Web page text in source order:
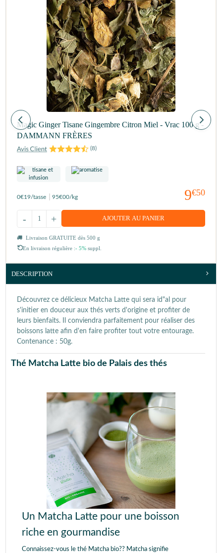
Magic Ginger Tisane Gingembre Citron Miel - Vrac 100 g -
DAMMANN FRÈRES
(8)
9€50
0€19/tasse 95€00/kg
+
- AJOUTER AU PANIER
Livraison GRATUITE dès 500 g
En livraison régulière :- 5% suppl.
DESCRIPTION
Découvrez ce délicieux Matcha Latte qui sera id"al pour
s'initier en douceur aux thés verts d'origine et profiter de
leurs bienfaits. Il conviendra parfaitement pour réaliser des
boissons latte afin d'en faire profiter tout votre entourage.
Contenance : 50g.
Thé Matcha Latte bio de Palais des thés
Un Matcha Latte pour une boisson
riche en gourmandise
Connaissez-vous le thé Matcha bio?? Matcha signifie